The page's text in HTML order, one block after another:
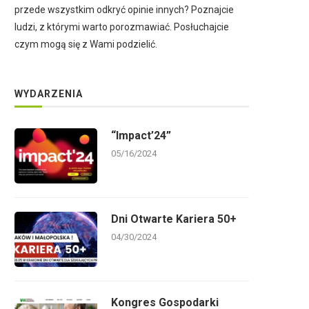
przede wszystkim odkryć opinie innych? Poznajcie
ludzi, z którymi warto porozmawiać. Posłuchajcie
czym mogą się z Wami podzielić.
WYDARZENIA
“Impact’24”
05/16/2024
Dni Otwarte Kariera 50+
04/30/2024
Kongres Gospodarki